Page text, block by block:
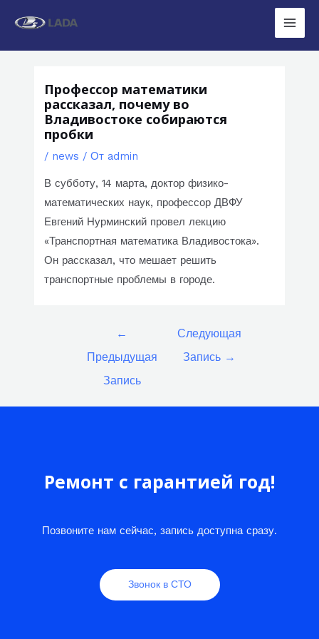
Main
Профессор математики
рассказал, почему во
Владивостоке собираются
пробки
/ news / От admin
В субботу, 14 марта, доктор физико-
математических наук, профессор ДВФУ
Евгений Нурминский провел лекцию
«Транспортная математика Владивостока».
Он рассказал, что мешает решить
транспортные проблемы в городе.
←
Предыдущая
Запись
Следующая
Запись →
Ремонт с гарантией год!
Позвоните нам сейчас, запись доступна сразу.
Звонок в СТО